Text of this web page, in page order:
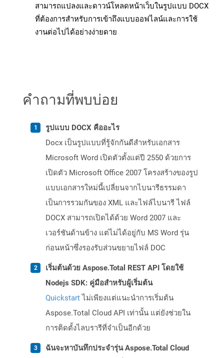
สามารถแปลงและดาวน์โหลดหน้าเว็บในรูปแบบ DOCX
ที่ต้องการสำหรับการเข้าถึงแบบออฟไลน์และการใช้
งานต่อไปได้อย่างง่ายดาย
คำถามที่พบบ่อย
รูปแบบ DOCX คืออะไร
Docx เป็นรูปแบบที่รู้จักกันดีสำหรับเอกสาร
Microsoft Word เปิดตัวตั้งแต่ปี 2550 ด้วยการ
เปิดตัว Microsoft Office 2007 โครงสร้างของรูป
แบบเอกสารใหม่นี้เปลี่ยนจากไบนารีธรรมดา
เป็นการรวมกันของ XML และไฟล์ไบนารี ไฟล์
DOCX สามารถเปิดได้ด้วย Word 2007 และ
เวอร์ชันด้านข้าง แต่ไม่ได้อยู่กับ MS Word รุ่น
ก่อนหน้าซึ่งรองรับส่วนขยายไฟล์ DOC
เริ่มต้นด้วย Aspose.Total REST API โดยใช้
Nodejs SDK: คู่มือสำหรับผู้เริ่มต้น
Quickstartไม่เพียงแต่แนะนำการเริ่มต้น
Aspose.Total Cloud API เท่านั้น แต่ยังช่วยใน
การติดตั้งไลบรารีที่จำเป็นอีกด้วย
ฉันจะหาบันทึกประจำรุ่น Aspose.Total Cloud